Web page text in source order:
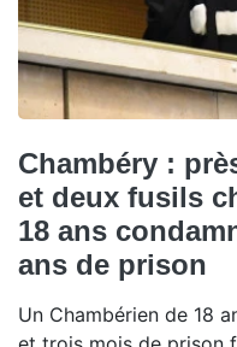
Chambéry :
et deux fusils
18 ans
ans de prison
Un Chambérien de 18